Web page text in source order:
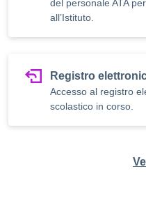
del personale ATA
all’Istituto.
Registro
Accesso al registro
scolastico in corso.